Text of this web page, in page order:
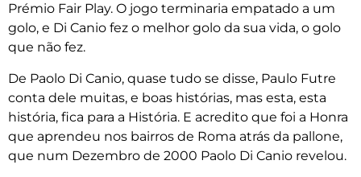
Prémio Fair Play. O jogo terminaria empatado a um
golo, e Di Canio fez o melhor golo da sua vida, o golo
que não fez.
De Paolo Di Canio, quase tudo se disse, Paulo Futre
conta dele muitas, e boas histórias, mas esta, esta
história, fica para a História. E acredito que foi a Honra
que aprendeu nos bairros de Roma atrás da pallone,
que num Dezembro de 2000 Paolo Di Canio revelou.